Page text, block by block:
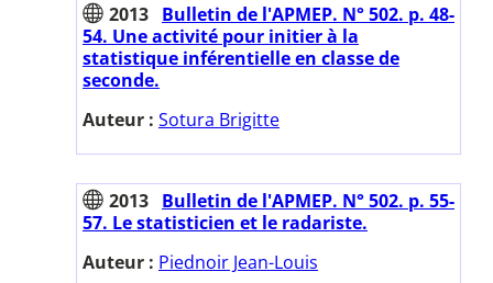
2013 Bulletin de l'APMEP. N° 502. p. 48-
54. Une activité pour initier à la
statistique inférentielle en classe de
seconde.
Auteur : Sotura Brigitte
2013 Bulletin de l'APMEP. N° 502. p. 55-
57. Le statisticien et le radariste.
Auteur : Piednoir Jean-Louis